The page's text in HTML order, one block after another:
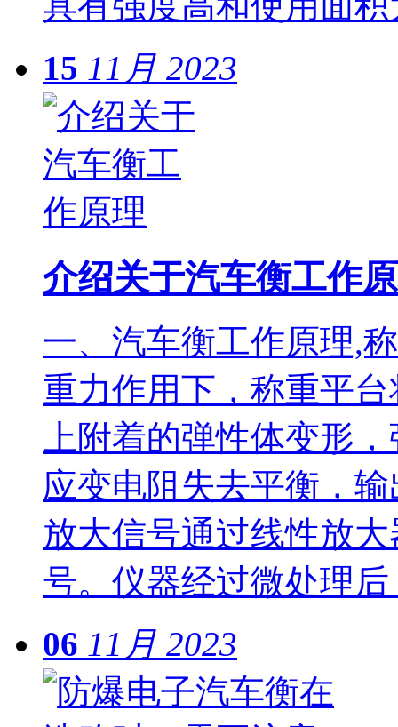
15 11月 2023
介绍关于汽车衡工作
一、汽车衡工作原理,
重力作用下，称重平
上附着的弹性体变形
应变电阻失去平衡，
放大信号通过线性放
号。仪器经过微处理
06 11月 2023